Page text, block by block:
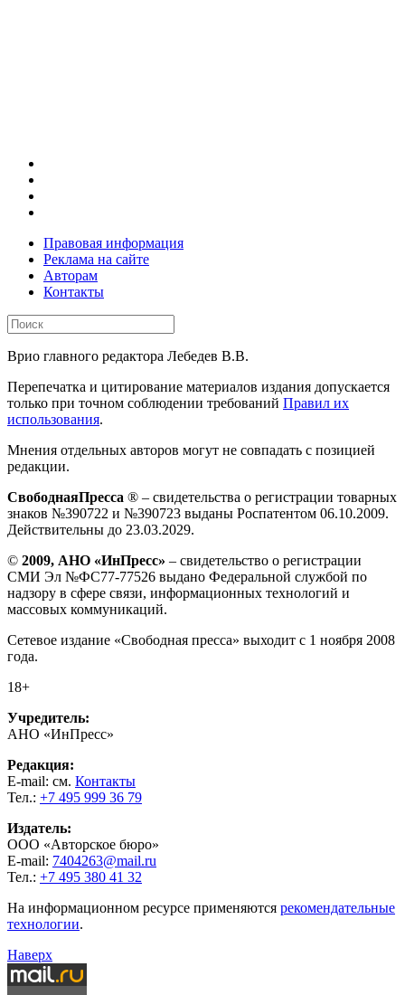
Правовая информация
Реклама на сайте
Авторам
Контакты
Врио главного редактора Лебедев В.В.
Перепечатка и цитирование материалов издания допускается
только при точном соблюдении требований Правил их
использования.
Мнения отдельных авторов могут не совпадать с позицией
редакции.
СвободнаяПресса ® – свидетельства о регистрации товарных
знаков №390722 и №390723 выданы Роспатентом 06.10.2009.
Действительны до 23.03.2029.
© 2009, АНО «ИнПресс» – свидетельство о регистрации
СМИ Эл №ФС77-77526 выдано Федеральной службой по
надзору в сфере связи, информационных технологий и
массовых коммуникаций.
Сетевое издание «Свободная пресса» выходит с 1 ноября 2008
года.
18+
Учредитель:
АНО «ИнПресс»
Редакция:
E-mail: см. Контакты
Тел.: +7 495 999 36 79
Издатель:
ООО «Авторское бюро»
E-mail: 7404263@mail.ru
Тел.: +7 495 380 41 32
На информационном ресурсе применяются рекомендательные
технологии.
Наверх